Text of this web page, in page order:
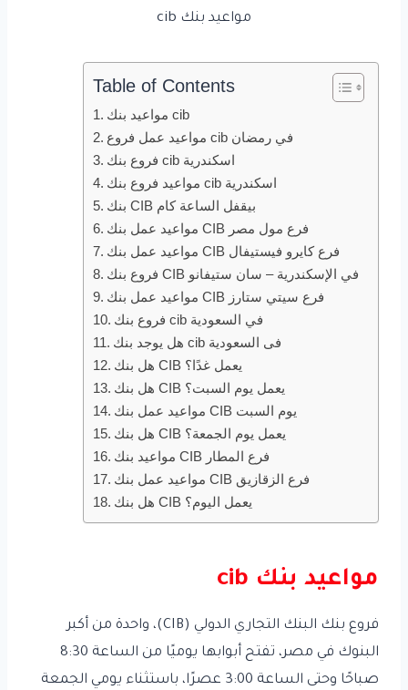
مواعيد بنك cib
Table of Contents
مواعيد بنك cib
مواعيد عمل فروع cib في رمضان
فروع بنك cib اسكندرية
مواعيد فروع بنك cib اسكندرية
بنك CIB بيقفل الساعة كام
مواعيد عمل بنك CIB فرع مول مصر
مواعيد عمل بنك CIB فرع كايرو فيستيفال
فروع بنك CIB في الإسكندرية – سان ستيفانو
مواعيد عمل بنك CIB فرع سيتي ستارز
فروع بنك cib في السعودية
هل يوجد بنك cib فى السعودية
هل بنك CIB يعمل غدًا؟
هل بنك CIB يعمل يوم السبت؟
مواعيد عمل بنك CIB يوم السبت
هل بنك CIB يعمل يوم الجمعة؟
مواعيد بنك CIB فرع المطار
مواعيد عمل بنك CIB فرع الزقازيق
هل بنك CIB يعمل اليوم؟
مواعيد بنك cib
فروع بنك البنك التجاري الدولي (CIB)، واحدة من أكبر
البنوك في مصر، تفتح أبوابها يوميًا من الساعة 8:30
صباحًا وحتى الساعة 3:00 عصرًا، باستثناء يومي الجمعة